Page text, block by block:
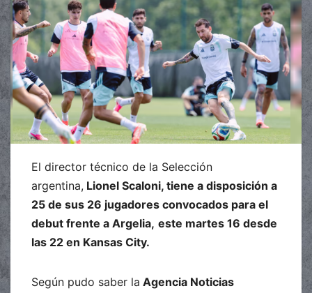
El director técnico de la Selección
argentina, Lionel Scaloni, tiene a disposición a
25 de sus 26 jugadores convocados para el
debut frente a Argelia, este martes 16 desde
las 22 en Kansas City.
Según pudo saber la Agencia Noticias